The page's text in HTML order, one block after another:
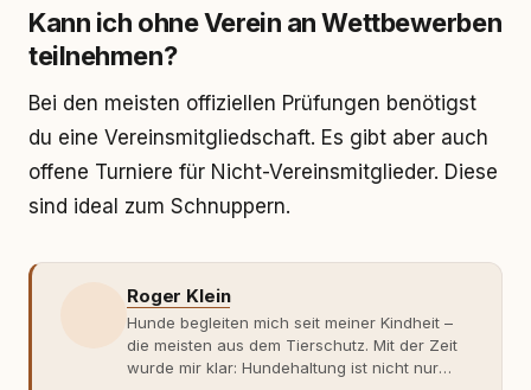
Kann ich ohne Verein an Wettbewerben
teilnehmen?
Bei den meisten offiziellen Prüfungen benötigst
du eine Vereinsmitgliedschaft. Es gibt aber auch
offene Turniere für Nicht-Vereinsmitglieder. Diese
sind ideal zum Schnuppern.
Roger Klein
Hunde begleiten mich seit meiner Kindheit –
die meisten aus dem Tierschutz. Mit der Zeit
wurde mir klar: Hundehaltung ist nicht nur